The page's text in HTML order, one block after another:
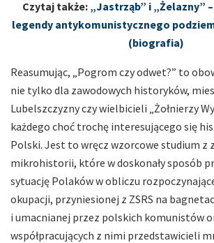
Czytaj także: „Jastrząb” i „Żelazny”
legendy antykomunistycznego
(biografia)
Reasumując, „Pogrom czy odwet?” to
nie tylko dla zawodowych historyków,
Lubelszczyzny czy wielbicieli „Żołnierzy
każdego choć trochę interesującego się
Polski. Jest to wręcz wzorcowe studium z
mikrohistorii, które w doskonały sposób
sytuację Polaków w obliczu
okupacji, przyniesionej z ZSRS na
i umacnianej przez polskich komunistów
współpracujących z nimi przedstawicieli